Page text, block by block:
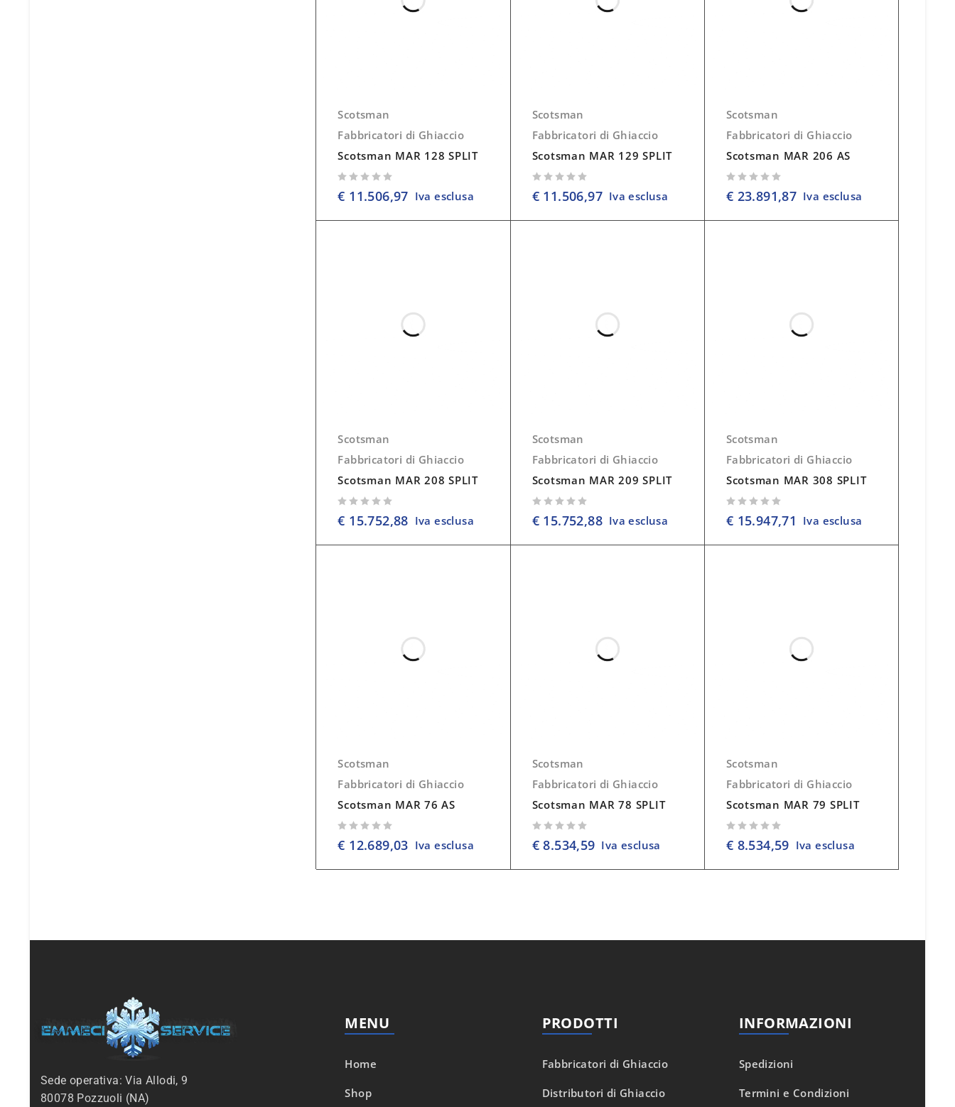
Scotsman
Fabbricatori di Ghiaccio
Scotsman MAR 128 SPLIT
€ 11.506,97 Iva esclusa
Scotsman
Fabbricatori di Ghiaccio
Scotsman MAR 129 SPLIT
€11.506,97 Iva esclusa
Scotsman
Fabbricatori di Ghiaccio
Scotsman MAR 206 AS
€ 23.891,87 Iva esclusa
Scotsman
Fabbricatori di Ghiaccio
Scotsman MAR 208 SPLIT
€ 15.752,88 Iva esclusa
Scotsman
Fabbricatori di Ghiaccio
Scotsman MAR 209 SPLIT
€15.752,88 Iva esclusa
Scotsman
Fabbricatori di Ghiaccio
Scotsman MAR 308 SPLIT
€ 15.947,71 Iva esclusa
Scotsman
Fabbricatori di Ghiaccio
Scotsman MAR 76 AS
€ 12.689,03 Iva esclusa
Scotsman
Fabbricatori di Ghiaccio
Scotsman MAR 78 SPLIT
€8.534,59 Iva esclusa
Scotsman
Fabbricatori di Ghiaccio
Scotsman MAR 79 SPLIT
€ 8.534,59 Iva esclusa
Sede operativa: Via Allodi, 9
80078 Pozzuoli (NA)
MENU
Home
Shop
PRODOTTI
Fabbricatori di Ghiaccio
Distributori di Ghiaccio
INFORMAZIONI
Spedizioni
Termini e Condizioni